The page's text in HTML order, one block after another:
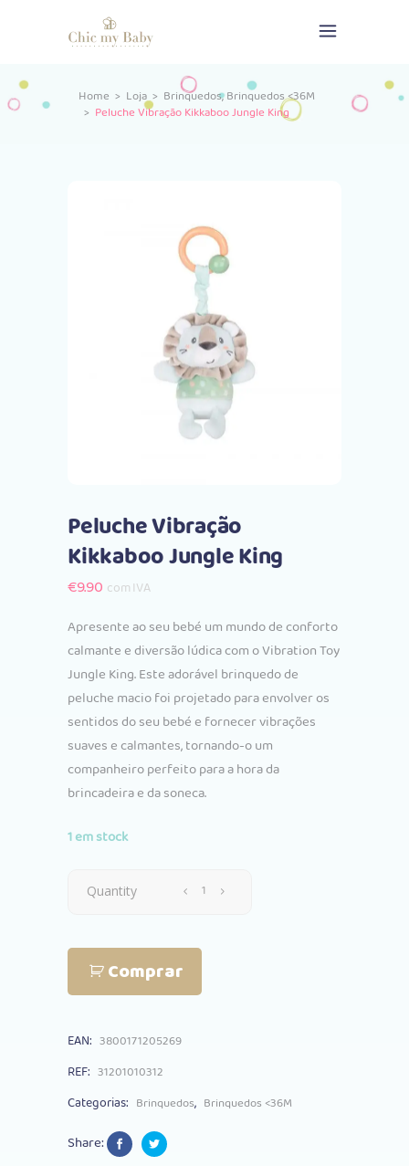
Home > Loja> Brinquedos,Brinquedos <36M
> Peluche Vibração Kikkaboo Jungle King
Peluche Vibração
Kikkaboo Jungle King
€9.90 com IVA
Apresente ao seu bebé um mundo de conforto
calmante e diversão lúdica com o Vibration Toy
Jungle King. Este adorável brinquedo de
peluche macio foi projetado para envolver os
sentidos do seu bebé e fornecer vibrações
suaves e calmantes, tornando-o um
companheiro perfeito para a hora da
brincadeira e da soneca.
1 em stock
Peluche
Kikkaboo
King
Quantity
Comprar
EAN: 3800171205269
REF: 31201010312
Categorias: Brinquedos, Brinquedos <36M
Share: